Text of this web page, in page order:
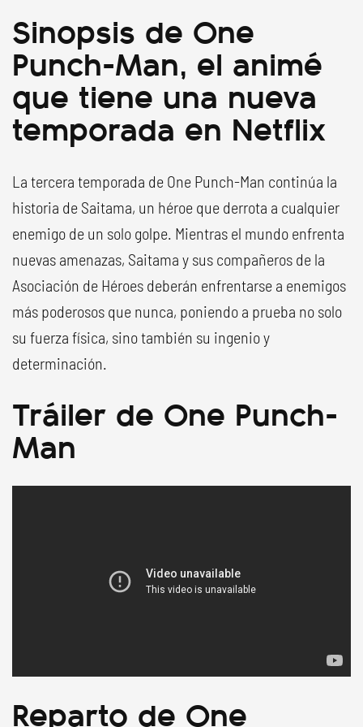
Sinopsis de One
Punch-Man, el animé
que tiene una nueva
temporada en Netflix
La tercera temporada de One Punch-Man continúa la
historia de Saitama, un héroe que derrota a cualquier
enemigo de un solo golpe. Mientras el mundo enfrenta
nuevas amenazas, Saitama y sus compañeros de la
Asociación de Héroes deberán enfrentarse a enemigos
más poderosos que nunca, poniendo a prueba no solo
su fuerza física, sino también su ingenio y
determinación.
Tráiler de One Punch-
Man
Reparto de One